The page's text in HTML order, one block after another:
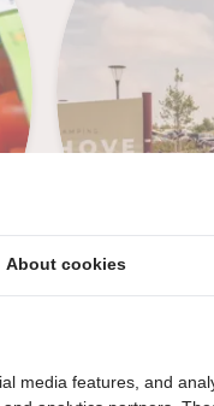
About cookies
media features, and